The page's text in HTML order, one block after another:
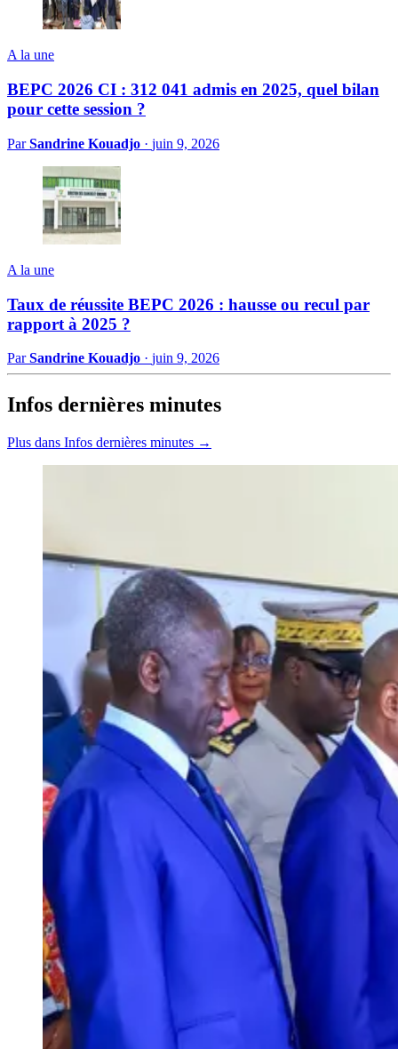
A la une
BEPC 2026 CI : 312 041 admis en 2025, quel bilan
pour cette session ?
ParSandrine Kouadjo · juin 9, 2026
A la une
Taux de réussite BEPC 2026 : hausse ou recul par
rapport à 2025 ?
ParSandrine Kouadjo · juin 9, 2026
Infos dernières minutes
Plus dans Infos dernières minutes →